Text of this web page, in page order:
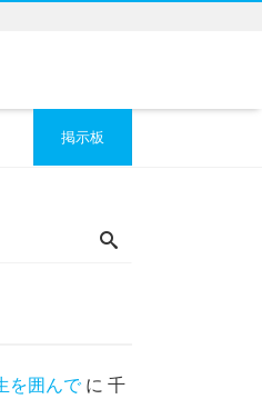
掲示板
を囲んでに 千